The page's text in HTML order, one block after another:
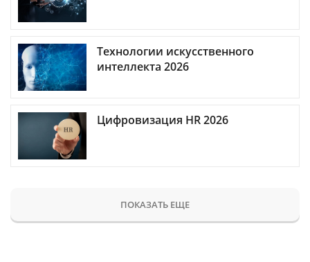
Технологии искусственного
интеллекта 2026
Цифровизация HR 2026
ПОКАЗАТЬ ЕЩЕ